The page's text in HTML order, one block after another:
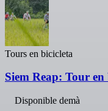
Tours en bicicleta
Siem Reap: Tour
Disponible demà